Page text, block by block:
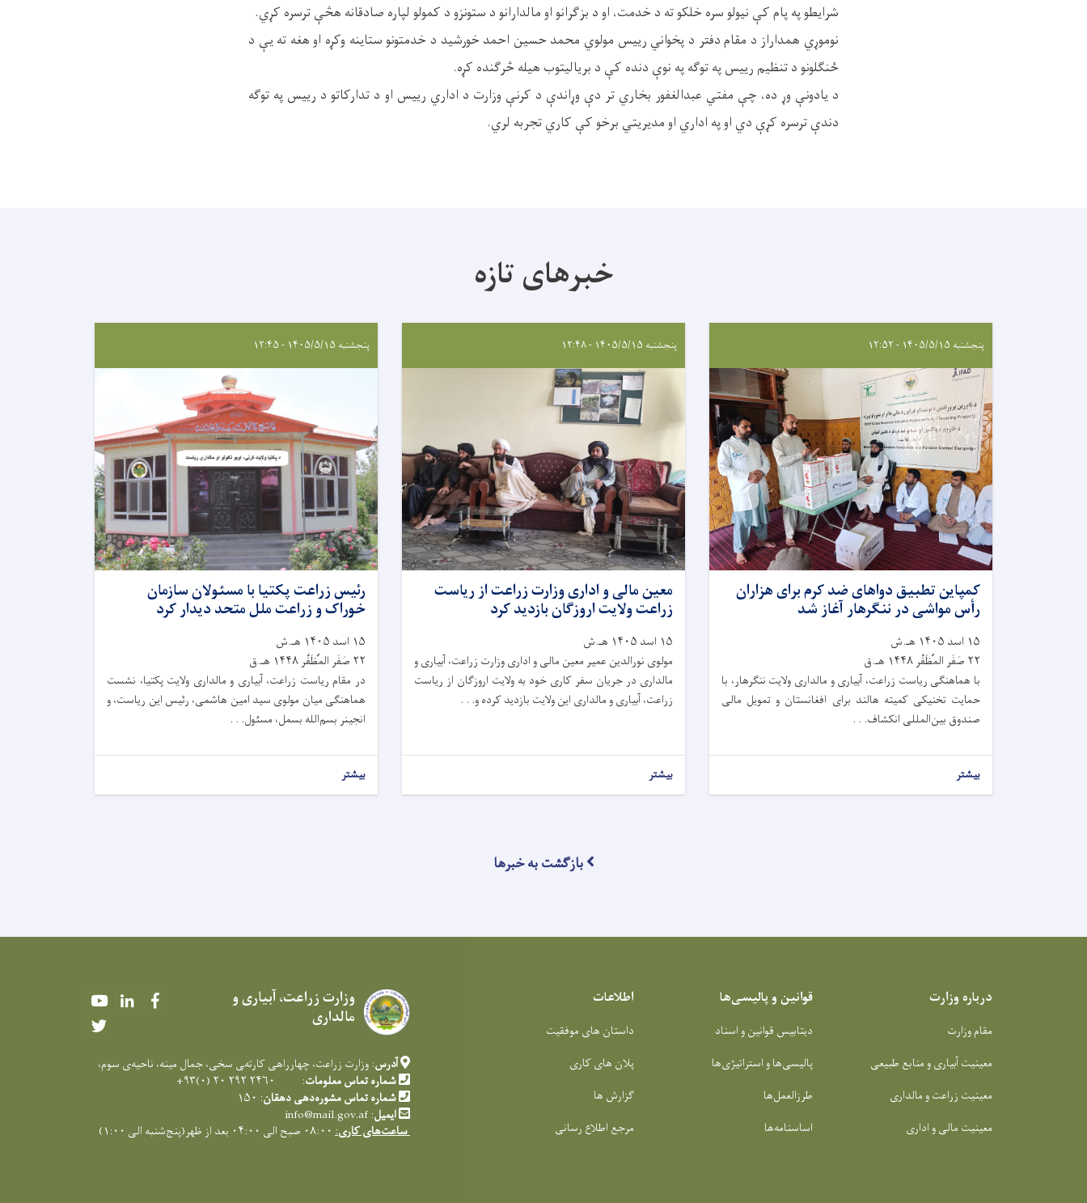
شرایطو په پام کې نیولو سره خلکو ته د خدمت، او د بزګرانو او مالدارانو د ستونزو د کمولو لپاره صادقانه هڅې ترسره کړي.
نوموړي همداراز د مقام دفتر د پخواني رییس مولوي محمد حسین احمد خورشید د خدمتونو ستاینه وکړه او هغه ته یې د
ځنګلونو د تنظیم رییس په توګه په نوې دنده کې د بریالیتوب هیله څرګنده کړه.
د یادونې وړ ده، چې مفتي عبدالغفور بخاري تر دې وړاندې د کرنې وزارت د اداري رییس او د تدارکاتو د رییس په توګه
دندې ترسره کړې دي او په اداري او مدیریتي برخو کې کاري تجربه لري.
خبرهای تازه
پنجشنبه ۱۴۰۵/۵/۱۵ - ۱۲:۵۲
کمپاین تطبیق دواهای ضد کرم برای هزاران
رأس مواشی در ننگرهار آغاز شد
۱۵ اسد ۱۴۰۵ هـ.ش
۲۲ صَفَر المُظَفَّر ۱۴۴۸ هـ.ق
با هماهنگی ریاست زراعت، آبیاری و مالداری ولایت ننگرهار، با
حمایت تخنیکی کمیته هالند برای افغانستان و تمویل مالی
صندوق بین‌المللی انکشاف. . .
بیشتر
پنجشنبه ۱۴۰۵/۵/۱۵ - ۱۲:۴۸
معین مالی و اداری وزارت زراعت از ریاست
زراعت ولایت اروزگان بازدید کرد
۱۵ اسد ۱۴۰۵ هـ.ش
مولوی نورالدین عمیر معین مالی و اداری وزارت زراعت، آبیاری و
مالداری در جریان سفر کاری خود به ولایت اروزگان از ریاست
زراعت، آبیاری و مالداری این ولایت بازدید کرده و. . .
بیشتر
پنجشنبه ۱۴۰۵/۵/۱۵ - ۱۲:۴۵
رئیس زراعت پکتیا با مسئولان سازمان
خوراک و زراعت ملل متحد دیدار کرد
۱۵ اسد ۱۴۰۵ هـ.ش
۲۲ صَفَر المُظَفَّر ۱۴۴۸ هـ.ق
در مقام ریاست زراعت، آبیاری و مالداری ولایت پکتیا، نشست
هماهنگی میان مولوی سید امین هاشمی، رئیس این ریاست، و
انجینر بسم‌الله بسمل، مسئول. . .
بیشتر
بازگشت به خبرها
درباره وزارت
مقام وزارت
معینیت آبیاری و منابع طبیعی
معینیت زراعت و مالداری
معینیت مالی و اداری
قوانین و پالیسی‌ها
دیتابیس قوانین و اسناد
پالیسی‌ها و استراتیژی‌ها
طرزالعمل‌ها
اساسنامه‌ها
اطلاعات
داستان های موفقیت
پلان های کاری
گزارش ها
مرجع اطلاع رسانی
وزارت زراعت، آبیاری و
مالداری
YoutubeLinkedIn
آدرس: وزارت زراعت، چهارراهی کارته‌‍ی سخی، جمال مینه، ناحیه‌ی سوم،
شماره تماس معلومات: ۲۴۶۰ ۲۹۲ ۲۰ (۰)۹۳+
شماره تماس مشوره‌دهی دهقان: ۱۵۰
ایمیل:
info@mail.gov.af
ساعت‌های کاری: